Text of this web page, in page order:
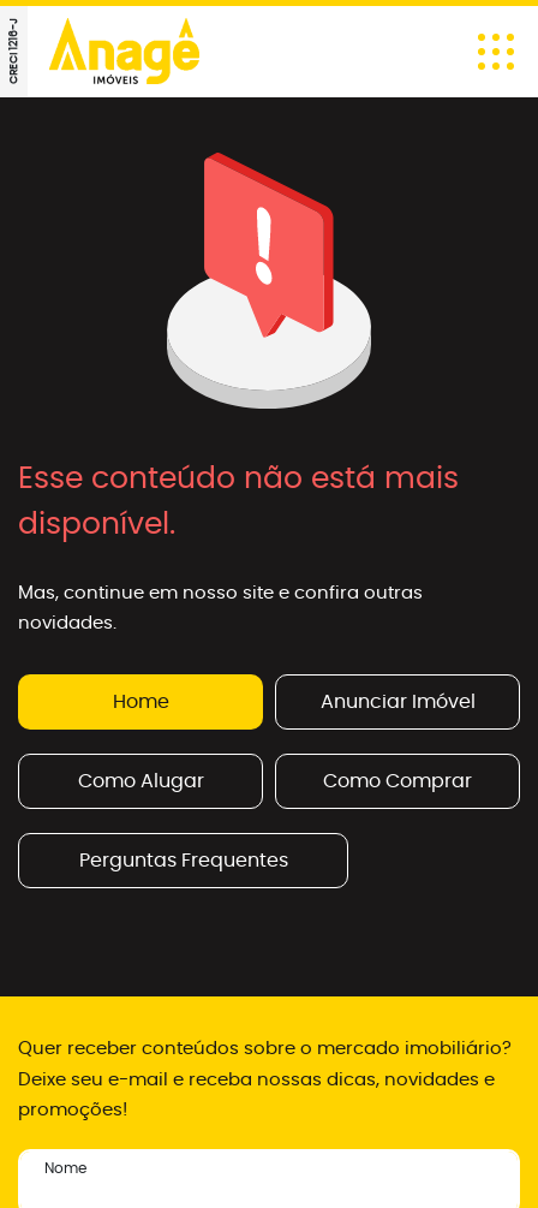
CRECI 1216-J
Esse conteúdo não está mais
disponível.
Mas, continue em nosso site e confira outras
novidades.
Home Anunciar Imóvel
Como Alugar Como Comprar
Perguntas Frequentes
Quer receber conteúdos sobre o mercado imobiliário?
Deixe seu e-mail e receba nossas dicas, novidades e
promoções!
Nome